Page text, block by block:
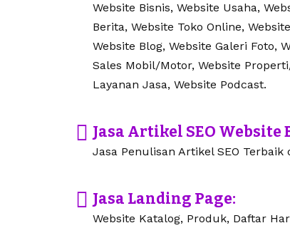
Website Bisnis, Website Usaha,
Berita, Website Toko Online,
Website Blog, Website Galeri Foto,
Sales Mobil/Motor, Website
Layanan Jasa, Website Podcast.
Jasa Artikel SEO Website
Jasa Penulisan Artikel SEO
Jasa Landing Page:
Website Katalog, Produk, Daftar